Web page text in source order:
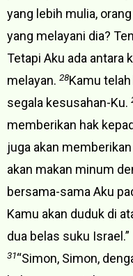
yang lebih mulia,
yang melayani dia?
Tetapi Aku ada antara
melayan. 28Kamu
segala kesusahan-Ku.
memberikan hak
juga akan
akan makan minum
bersama-sama Aku
Kamu akan duduk di
dua belas suku Israel.”
31“Simon, Simon,